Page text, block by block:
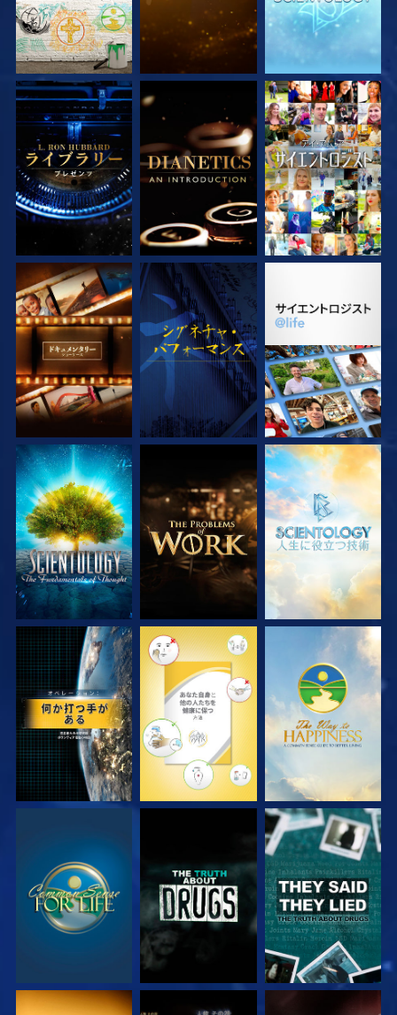
シリーズを探求 シリーズを探求 観る
シリーズを探求 観る シリーズを探求
シリーズを探求 シリーズを探求 シリーズを探求
観る 観る 観る
観る 観る 観る